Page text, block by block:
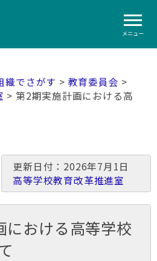
メニュー
織でさがす > 教育委員会 >
> 第2期実施計画における高
更新日付：2026年7月1日
高等学校教育改革推進室
における高等学校